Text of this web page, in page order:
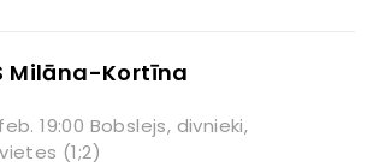
Milāna-Kortīna
19:00 Bobslejs, divnieki,
(1;2)